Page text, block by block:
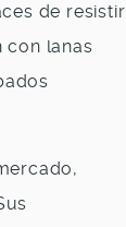
de resistir
con lanas